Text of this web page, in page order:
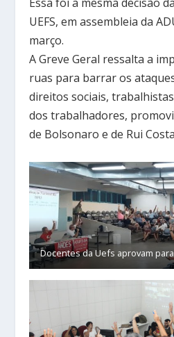
UEFS, em assembleia da
março.
A Greve Geral ressalta a
ruas para barrar os
direitos sociais,
dos trabalhadores,
de Bolsonaro e de Rui
Docentes da Uefs aprovam